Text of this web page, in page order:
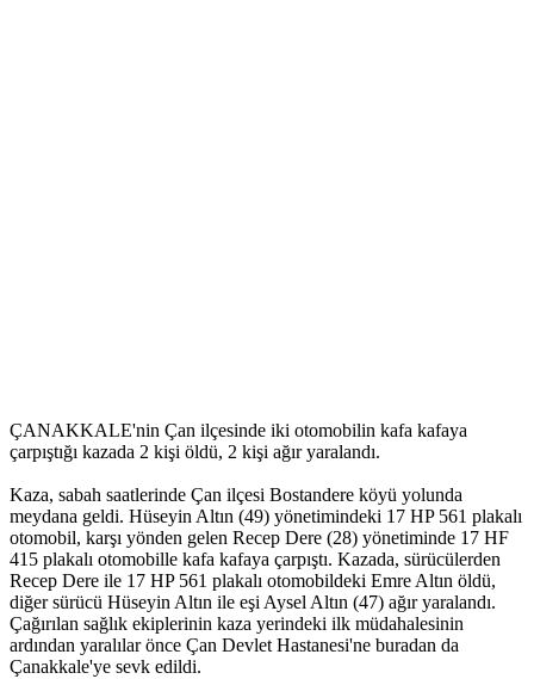
ÇANAKKALE'nin Çan ilçesinde iki otomobilin kafa kafaya
çarpıştığı kazada 2 kişi öldü, 2 kişi ağır yaralandı.
Kaza, sabah saatlerinde Çan ilçesi Bostandere köyü yolunda
meydana geldi. Hüseyin Altın (49) yönetimindeki 17 HP 561 plakalı
otomobil, karşı yönden gelen Recep Dere (28) yönetiminde 17 HF
415 plakalı otomobille kafa kafaya çarpıştı. Kazada, sürücülerden
Recep Dere ile 17 HP 561 plakalı otomobildeki Emre Altın öldü,
diğer sürücü Hüseyin Altın ile eşi Aysel Altın (47) ağır yaralandı.
Çağırılan sağlık ekiplerinin kaza yerindeki ilk müdahalesinin
ardından yaralılar önce Çan Devlet Hastanesi'ne buradan da
Çanakkale'ye sevk edildi.